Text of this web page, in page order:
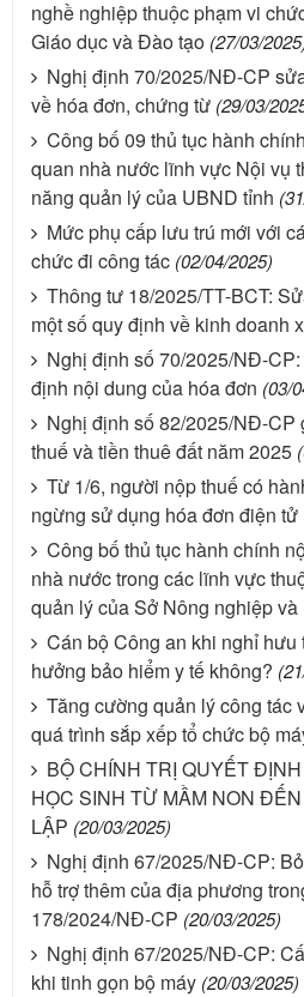
nghề nghiệp thuộc phạm vi
Giáo dục và Đào tạo (27/03/
Nghị định 70/2025/NĐ-CP
về hóa đơn, chứng từ (29/03/
Công bố 09 thủ tục hành
quan nhà nước lĩnh vực Nội vụ
năng quản lý của UBND tỉnh
Mức phụ cấp lưu trú mới với
chức đi công tác (02/04/2025)
Thông tư 18/2025/TT-BCT:
một số quy định về kinh doanh
Nghị định số 70/2025/NĐ-
định nội dung của hóa đơn (03/
Nghị định số 82/2025/NĐ-CP
thuế và tiền thuê đất năm 2025
Từ 1/6, người nộp thuế có
ngừng sử dụng hóa đơn điện tử
Công bố thủ tục hành chính
nhà nước trong các lĩnh vực
quản lý của Sở Nông nghiệp và
Cán bộ Công an khi nghỉ
hưởng bảo hiểm y tế không?
Tăng cường quản lý công tác
quá trình sắp xếp tổ chức bộ
BỘ CHÍNH TRỊ QUYẾT
HỌC SINH TỪ MẦM NON
LẬP (20/03/2025)
Nghị định 67/2025/NĐ-CP:
hỗ trợ thêm của địa phương
178/2024/NĐ-CP (20/03/2025)
Nghị định 67/2025/NĐ-CP:
khi tinh gọn bộ máy (20/03/2025)